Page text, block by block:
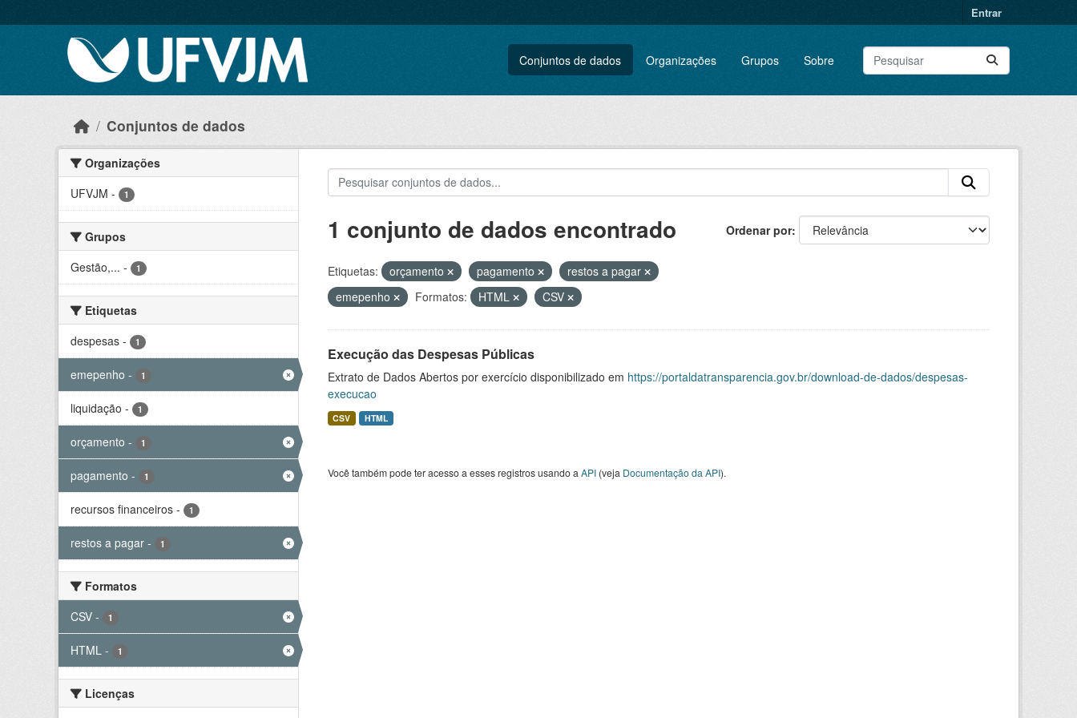
Entrar
Conjuntos de dados Organizações Grupos Sobre
Conjuntos de dados
Organizações
UFVJM - 1
Grupos
Gestão,... - 1
Etiquetas
despesas - 1
emepenho - 1
liquidação - 1
orçamento - 1
pagamento - 1
recursos financeiros - 1
restos a pagar - 1
Formatos
CSV - 1
HTML - 1
Licenças
Ordenar por
1 conjunto de dados encontrado
Etiquetas: orçamento pagamento
restos a pagar
emepenho
Formatos: HTML CSV
Execução das Despesas Públicas
Extrato de Dados Abertos por exercício disponibilizado em https://portaldatransparencia.gov.br/download-de-dados/despesas-
execucao
CSV HTML
Você também pode ter acesso a esses registros usando a API(veja Documentação da API).